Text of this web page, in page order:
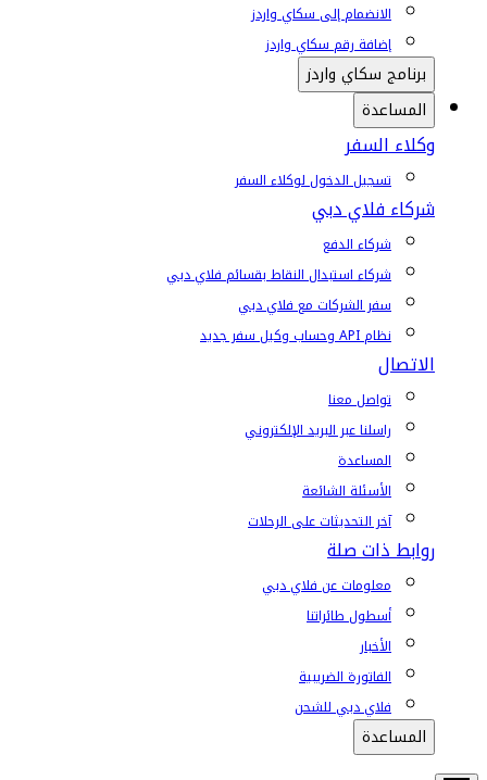
الانضمام إلى سكاي واردز
إضافة رقم سكاي واردز
برنامج سكاي واردز
المساعدة
وكلاء السفر
تسجيل الدخول لوكلاء السفر
شركاء فلاي دبي
شركاء الدفع
شركاء استبدال النقاط بقسائم فلاي دبي
سفر الشركات مع فلاي دبي
نظام API وحساب وكيل سفر جديد
الاتصال
تواصل معنا
راسلنا عبر البريد الإلكتروني
المساعدة
الأسئلة الشائعة
آخر التحديثات على الرحلات
روابط ذات صلة
معلومات عن فلاي دبي
أسطول طائراتنا
الأخبار
الفاتورة الضريبية
فلاي دبي للشحن
المساعدة